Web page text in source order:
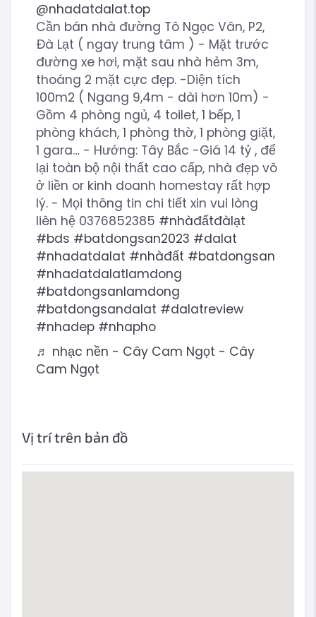
@nhadatdalat.top
Cần bán nhà đường Tô Ngọc Vân, P2,
Đà Lạt ( ngay trung tâm ) - Mặt trước
đường xe hơi, mặt sau nhà hẻm 3m,
thoáng 2 mặt cực đẹp. -Diện tích
100m2 ( Ngang 9,4m - dài hơn 10m) -
Gồm 4 phòng ngủ, 4 toilet, 1 bếp, 1
phòng khách, 1 phòng thờ, 1 phòng giặt,
1 gara… - Hướng: Tây Bắc -Giá 14 tỷ , để
lại toàn bộ nội thất cao cấp, nhà đẹp vô
ở liền or kinh doanh homestay rất hợp
lý. - Mọi thông tin chi tiết xin vui lòng
liên hệ 0376852385 #nhàđấtđàlạt
#bds #batdongsan2023 #dalat
#nhadatdalat #nhàđất #batdongsan
#nhadatdalatlamdong
#batdongsanlamdong
#batdongsandalat #dalatreview
#nhadep #nhapho
♬ nhạc nền - Cây Cam Ngọt - Cây
Cam Ngọt
Vị trí trên bản đồ